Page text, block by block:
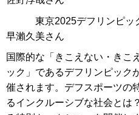
東京2025デフリンピッ
早瀨久美さん
国際的な「きこえない・きこ
ック」であるデフリンピック
催されます。デフスポーツの
るインクルーシブな社会とは